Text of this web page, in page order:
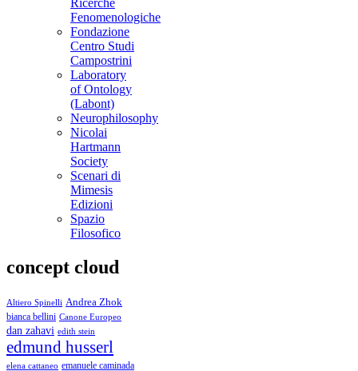
Ricerche
Fenomenologiche
Fondazione
Centro Studi
Campostrini
Laboratory
of Ontology
(Labont)
Neurophilosophy
Nicolai
Hartmann
Society
Scenari di
Mimesis
Edizioni
Spazio
Filosofico
concept cloud
Altiero Spinelli Andrea Zhok
bianca bellini Canone Europeo
dan zahavi edith stein
edmund husserl
elena cattaneo emanuele caminada